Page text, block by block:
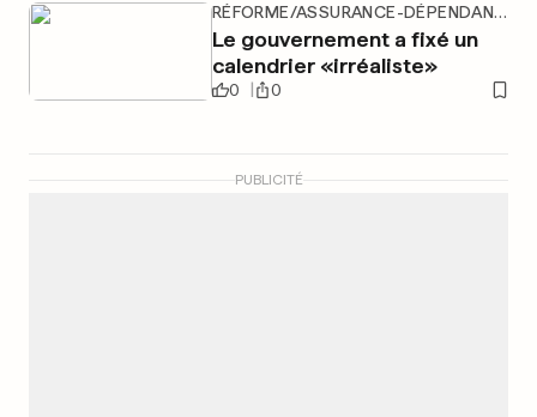
RÉFORME/ASSURANCE-DÉPENDANCE
Le gouvernement a fixé un
calendrier «irréaliste»
0 0
PUBLICITÉ